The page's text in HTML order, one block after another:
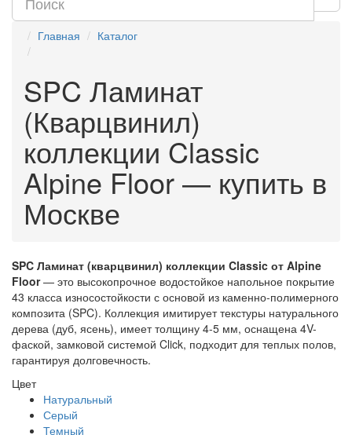
Главная Каталог
SPC Ламинат
(Кварцвинил)
коллекции Classic
Alpine Floor — купить в
Москве
SPC Ламинат (кварцвинил) коллекции Classic от Alpine
Floor— это высокопрочное водостойкое напольное покрытие
43 класса износостойкости с основой из каменно-полимерного
композита (SPC). Коллекция имитирует текстуры натурального
дерева (дуб, ясень), имеет толщину 4-5 мм, оснащена 4V-
фаской, замковой системой Click, подходит для теплых полов,
гарантируя долговечность.
Цвет
Натуральный
Серый
Темный